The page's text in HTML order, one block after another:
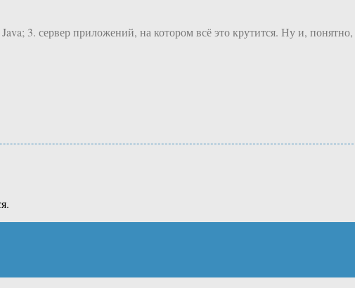
3. сервер приложений, на котором всё это крутится. Ну и, понятно,